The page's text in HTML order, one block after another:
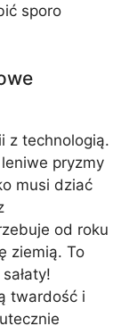
sporo
z technologią.
pryzmy
musi dziać
od roku
ziemią. To
twardość i